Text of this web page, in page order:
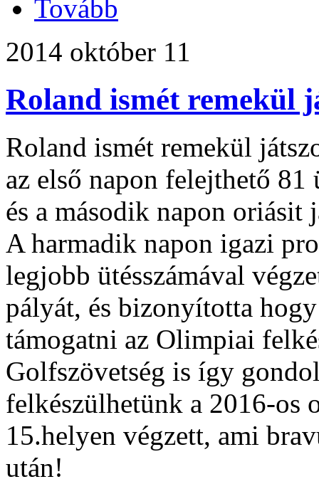
Tovább
2014 október 11
Roland ismét remekül
Roland ismét remekül
az első napon felejthető 81
és a második napon
A harmadik napon igazi
legjobb ütésszámával
pályát, és bizonyította
támogatni az Olimpiai
Golfszövetség is így
felkészülhetünk a 2016-os
15.helyen végzett, ami
után!